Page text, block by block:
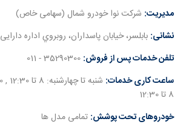
مدیریت: ﺷﺮﮐﺖ ﻧﻮا ﺧﻮدرو ﺷﻤﺎل (ﺳﻬﺎﻣﯽ ﺧﺎص)
نشانی: بابلسر، ﺧﯿﺎﺑﺎن ﭘﺎﺳﺪاران، روﺑﺮوي اداره داراﯾﯽ
تلفن خدمات پس از فروش:
ساعت کاری خدمات:
8 تا 12:30
خودروهای تحت پوشش: تمامی مدل ها